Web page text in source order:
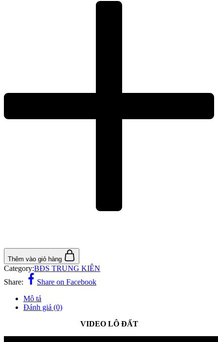
Thêm vào giỏ hàng
Category:BĐS TRUNG KIÊN
Share:
Share on Facebook
Mô tả
Đánh giá (0)
VIDEO LÔ ĐẤT